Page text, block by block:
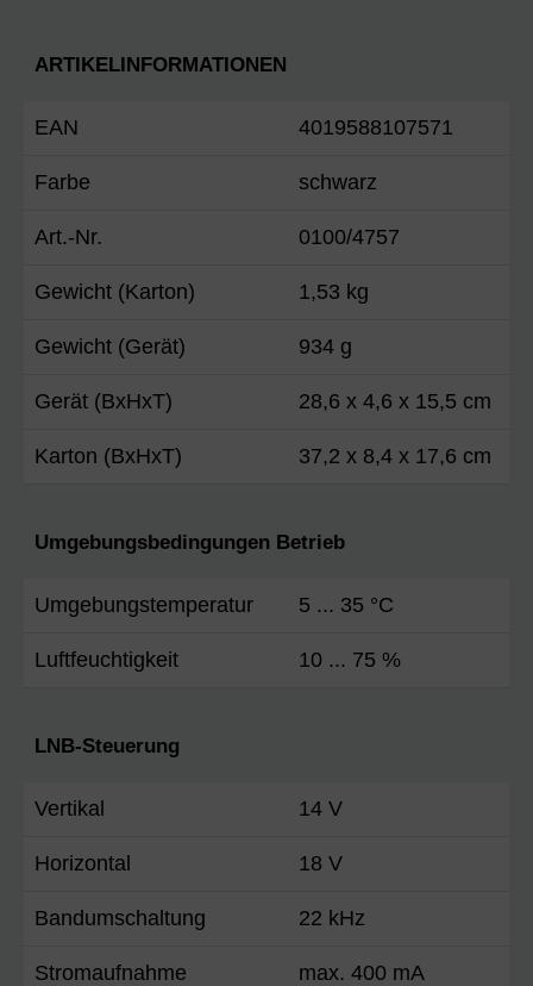
ARTIKELINFORMATIONEN
EAN 4019588107571
Farbe schwarz
Art.-Nr. 0100/4757
Gewicht (Karton) 1,53 kg
Gewicht (Gerät) 934 g
Gerät (BxHxT) 28,6 x 4,6 x 15,5 cm
Karton (BxHxT) 37,2 x 8,4 x 17,6 cm
Umgebungsbedingungen Betrieb
Umgebungstemperatur 5 ... 35 °C
Luftfeuchtigkeit 10 ... 75 %
LNB-Steuerung
Vertikal 14 V
Horizontal 18 V
Bandumschaltung 22 kHz
Stromaufnahme
max. 400 mA